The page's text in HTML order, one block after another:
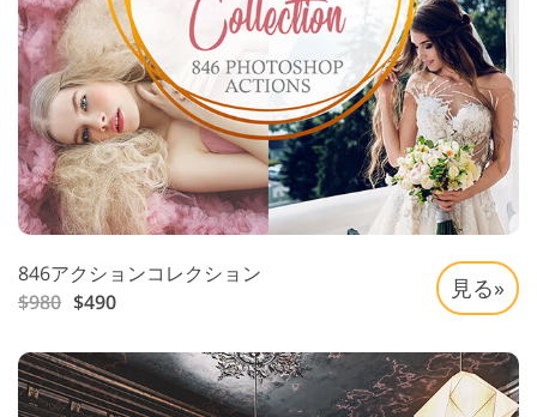
846アクションコレクション
$980 $490
見る»